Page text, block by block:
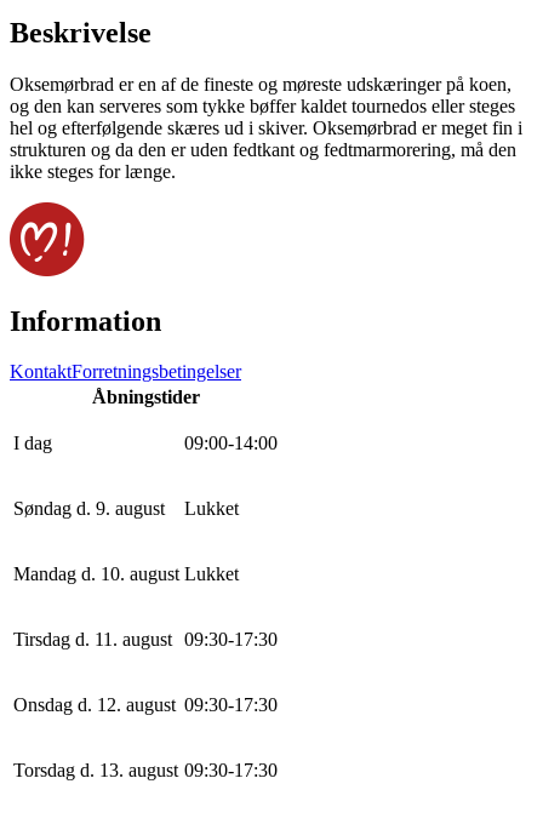
Beskrivelse
Oksemørbrad er en af de fineste og møreste udskæringer på koen,
og den kan serveres som tykke bøffer kaldet tournedos eller steges
hel og efterfølgende skæres ud i skiver. Oksemørbrad er meget fin i
strukturen og da den er uden fedtkant og fedtmarmorering, må den
ikke steges for længe.
Information
KontaktForretningsbetingelser
Åbningstider
I dag 09:00-14:00
Søndag d. 9. august Lukket
Mandag d. 10. august Lukket
Tirsdag d. 11. august 09:30-17:30
Onsdag d. 12. august 09:30-17:30
Torsdag d. 13. august 09:30-17:30